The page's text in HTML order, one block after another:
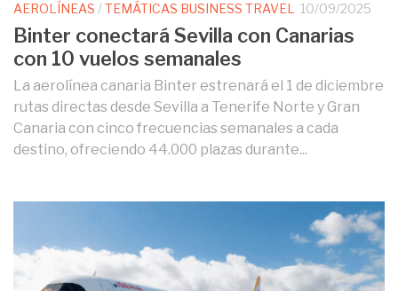
AEROLÍNEAS /TEMÁTICAS BUSINESS TRAVEL 10/09/2025
Binter conectará Sevilla con Canarias
con 10 vuelos semanales
La aerolínea canaria Binter estrenará el 1 de diciembre
rutas directas desde Sevilla a Tenerife Norte y Gran
Canaria con cinco frecuencias semanales a cada
destino, ofreciendo 44.000 plazas durante...